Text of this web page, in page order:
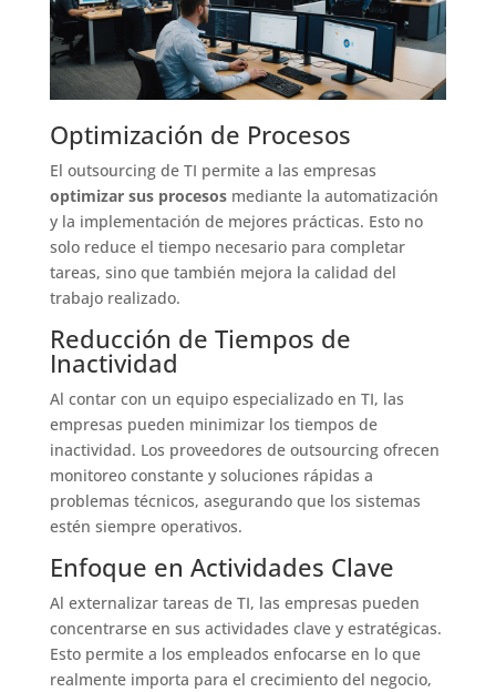
Optimización de Procesos
El outsourcing de TI permite a las empresas
optimizar sus procesosmediante la automatización
y la implementación de mejores prácticas. Esto no
solo reduce el tiempo necesario para completar
tareas, sino que también mejora la calidad del
trabajo realizado.
Reducción de Tiempos de
Inactividad
Al contar con un equipo especializado en TI, las
empresas pueden minimizar los tiempos de
inactividad. Los proveedores de outsourcing ofrecen
monitoreo constante y soluciones rápidas a
problemas técnicos, asegurando que los sistemas
estén siempre operativos.
Enfoque en Actividades Clave
Al externalizar tareas de TI, las empresas pueden
concentrarse en sus actividades clave y estratégicas.
Esto permite a los empleados enfocarse en lo que
realmente importa para el crecimiento del negocio,